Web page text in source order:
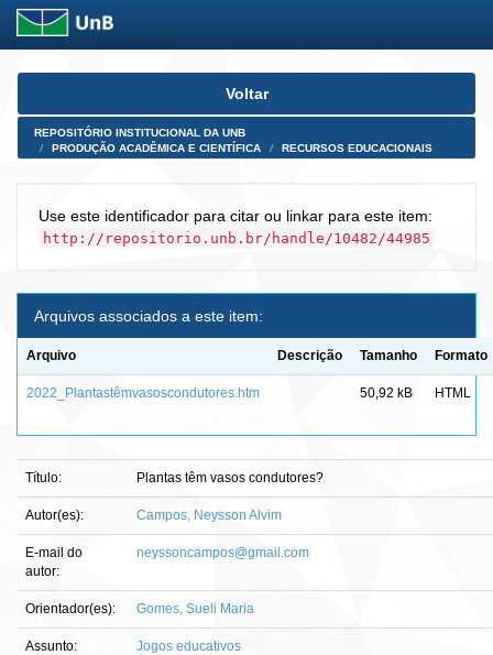
Skip
Voltar
REPOSITÓRIO INSTITUCIONAL DA UNB
PRODUÇÃO ACADÊMICA E CIENTÍFICA
RECURSOS EDUCACIONAIS
Use este identificador para citar ou linkar para este item:
http://repositorio.unb.br/handle/10482/44985
Arquivos associados a este item:
Arquivo Descrição Tamanho Formato
2022_Plantastêmvasoscondutores.htm 50,92 kB HTML
Título: Plantas têm vasos condutores?
Autor(es): Campos, Neysson Alvim
E-mail do
autor:
neyssoncampos@gmail.com
Orientador(es): Gomes, Sueli Maria
Assunto:
Jogos educativos